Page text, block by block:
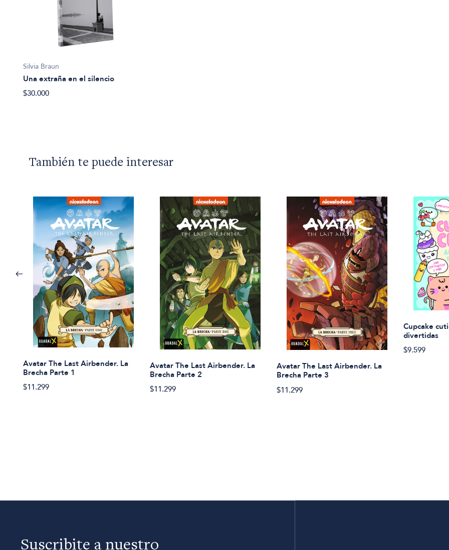
Silvia Braun
Una extraña en el silencio
$30.000
También te puede interesar
Avatar The Last Airbender. La
Brecha Parte 1
$11.299
Avatar The Last Airbender. La
Brecha Parte 2
$11.299
Avatar The Last Airbender. La
Brecha Parte 3
$11.299
Cupcake
divertidas
$9.599
Suscribite a nuestro